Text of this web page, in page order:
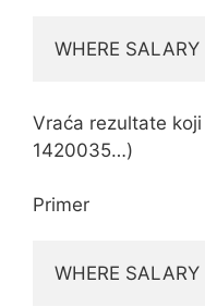
WHERE
Vraća rezultate
1420035…)
Primer
WHERE SALARY